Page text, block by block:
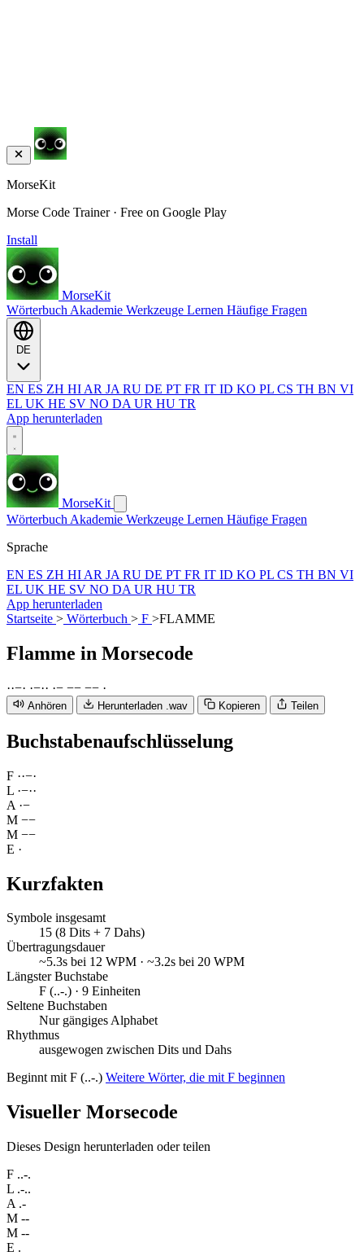
MorseKit
Morse Code Trainer · Free on Google Play
Install
MorseKit
Wörterbuch Akademie Werkzeuge Lernen Häufige Fragen
EN ES ZH HI AR JA RU DE PT FR IT ID KO PL CS TH BN VI
EL UK HE SV NO DA UR HU TR
App herunterladen
MorseKit
Wörterbuch Akademie Werkzeuge Lernen Häufige Fragen
Sprache
EN ES ZH HI AR JA RU DE PT FR IT ID KO PL CS TH BN VI
EL UK HE SV NO DA UR HU TR
App herunterladen
Startseite > Wörterbuch > F >FLAMME
Flamme in Morsecode
··−· ·−·· ·− −− −− ·
Anhören Herunterladen .wav Kopieren Teilen
Buchstabenaufschlüsselung
F ··−·
L ·−··
A ·−
M −−
M −−
E ·
Kurzfakten
Symbole insgesamt
15 (8 Dits + 7 Dahs)
Übertragungsdauer
~5.3s bei 12 WPM · ~3.2s bei 20 WPM
Längster Buchstabe
F (..-.) · 9 Einheiten
Seltene Buchstaben
Nur gängiges Alphabet
Rhythmus
ausgewogen zwischen Dits und Dahs
Beginnt mit F (..-.) Weitere Wörter, die mit F beginnen
Visueller Morsecode
Dieses Design herunterladen oder teilen
F ..-.
L .-..
A .-
M --
M --
E .